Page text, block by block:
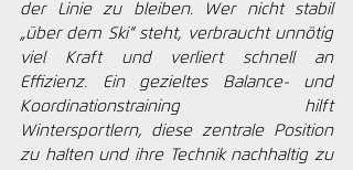
der Linie zu bleiben. Wer nicht stabil
„über dem Ski“ steht, verbraucht unnötig
viel Kraft und verliert schnell an
Effizienz. Ein gezieltes Balance- und
Koordinationstraining hilft
Wintersportlern, diese zentrale Position
zu halten und ihre Technik nachhaltig zu